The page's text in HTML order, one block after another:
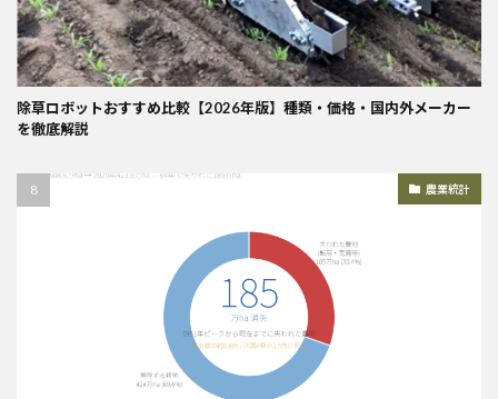
除草ロボットおすすめ比較【2026年版】種類・価格・国内外メーカー
を徹底解説
農業統計